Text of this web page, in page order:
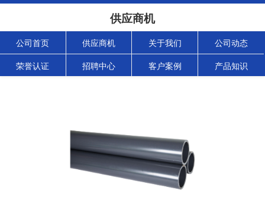
供应商机
公司首页 供应商机 关于我们 公司动态
荣誉认证 招聘中心 客户案例 产品知识